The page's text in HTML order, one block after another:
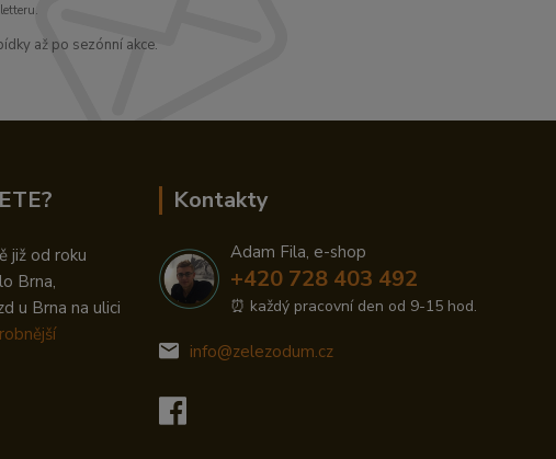
až po sezónní akce.
již od roku
Brna,
u Brna na ulici
Kontakty
Adam Fila, e-shop
+420 728 403 492
⏰ každý pracovní den od 9-15 hod.
info@zelezodum.cz